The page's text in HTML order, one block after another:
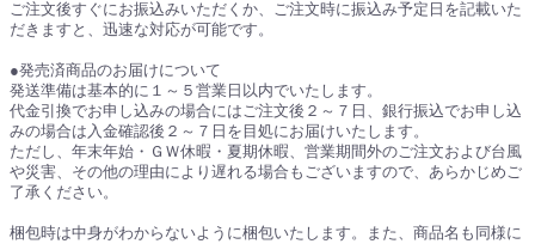
ご注文後すぐにお振込みいただくか、ご注文時に振込み予定日を記載いた
だきますと、迅速な対応が可能です。
●発売済商品のお届けについて
発送準備は基本的に１～５営業日以内でいたします。
代金引換でお申し込みの場合にはご注文後２～７日、銀行振込でお申し込
みの場合は入金確認後２～７日を目処にお届けいたします。
ただし、年末年始・ＧＷ休暇・夏期休暇、営業期間外のご注文および台風
や災害、その他の理由により遅れる場合もございますので、あらかじめご
了承ください。
梱包時は中身がわからないように梱包いたします。また、商品名も同様に